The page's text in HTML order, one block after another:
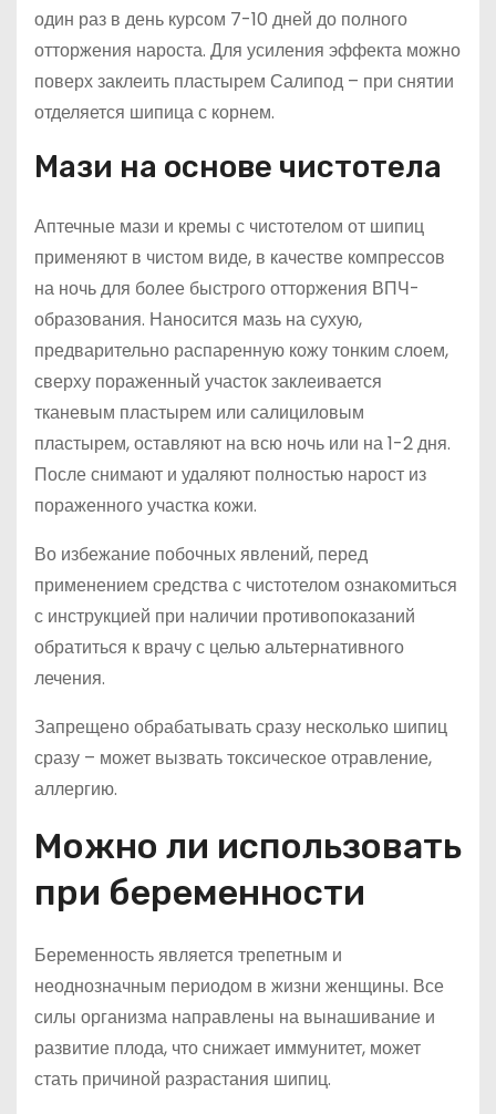
один раз в день курсом 7-10 дней до полного
отторжения нароста. Для усиления эффекта можно
поверх заклеить пластырем Салипод – при снятии
отделяется шипица с корнем.
Мази на основе чистотела
Аптечные мази и кремы с чистотелом от шипиц
применяют в чистом виде, в качестве компрессов
на ночь для более быстрого отторжения ВПЧ-
образования. Наносится мазь на сухую,
предварительно распаренную кожу тонким слоем,
сверху пораженный участок заклеивается
тканевым пластырем или салициловым
пластырем, оставляют на всю ночь или на 1-2 дня.
После снимают и удаляют полностью нарост из
пораженного участка кожи.
Во избежание побочных явлений, перед
применением средства с чистотелом ознакомиться
с инструкцией при наличии противопоказаний
обратиться к врачу с целью альтернативного
лечения.
Запрещено обрабатывать сразу несколько шипиц
сразу – может вызвать токсическое отравление,
аллергию.
Можно ли использовать
при беременности
Беременность является трепетным и
неоднозначным периодом в жизни женщины. Все
силы организма направлены на вынашивание и
развитие плода, что снижает иммунитет, может
стать причиной разрастания шипиц.